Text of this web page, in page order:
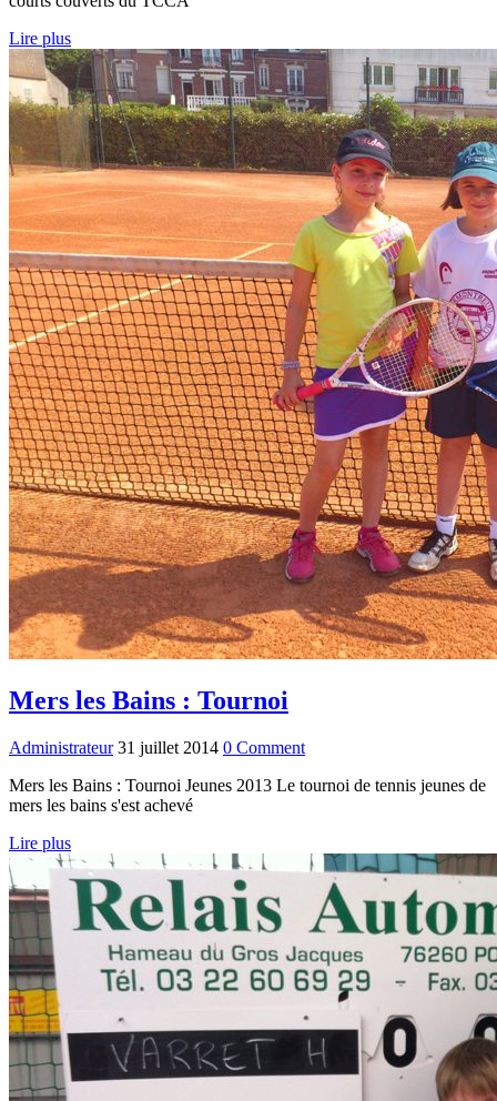
Lire plus
Mers les Bains : Tournoi
Administrateur 31 juillet 2014 0 Comment
Mers les Bains : Tournoi Jeunes 2013 Le tournoi de tennis jeunes de
mers les bains s'est achevé
Lire plus